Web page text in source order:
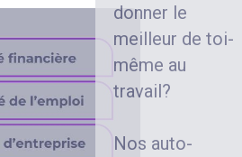
donner le
meilleur de toi-
même au
travail?
Nos auto-